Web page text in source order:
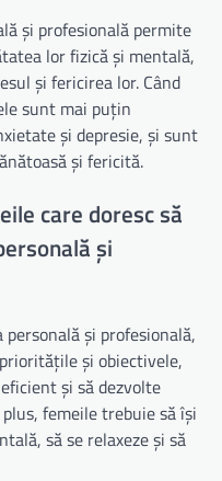
și profesională permite
lor fizică și mentală,
și fericirea lor. Când
sunt mai puțin
și depresie, și sunt
și fericită.
care doresc să
și
și profesională,
și obiectivele,
și să dezvolte
femeile trebuie să își
să se relaxeze și să